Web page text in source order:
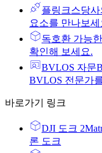
플링크스당
요소를 만나보세
독호환 가능
확인해 보세요.
BVLOS 자문
BVLOS 전문가
바로가기 링크
DJI 도크 2
론 도크